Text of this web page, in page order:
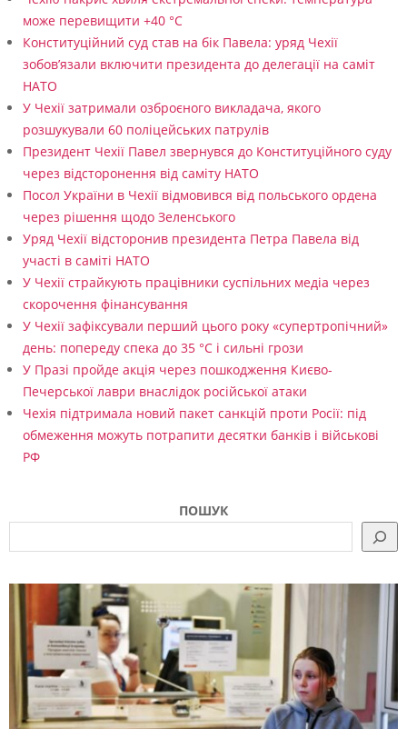
може перевищити +40 °C
Конституційний суд став на бік Павела: уряд Чехії
зобов’язали включити президента до делегації на саміт
НАТО
У Чехії затримали озброєного викладача, якого
розшукували 60 поліцейських патрулів
Президент Чехії Павел звернувся до Конституційного суду
через відсторонення від саміту НАТО
Посол України в Чехії відмовився від польського ордена
через рішення щодо Зеленського
Уряд Чехії відсторонив президента Петра Павела від
участі в саміті НАТО
У Чехії страйкують працівники суспільних медіа через
скорочення фінансування
У Чехії зафіксували перший цього року «супертропічний»
день: попереду спека до 35 °C і сильні грози
У Празі пройде акція через пошкодження Києво-
Печерської лаври внаслідок російської атаки
Чехія підтримала новий пакет санкцій проти Росії: під
обмеження можуть потрапити десятки банків і військові
РФ
ПОШУК